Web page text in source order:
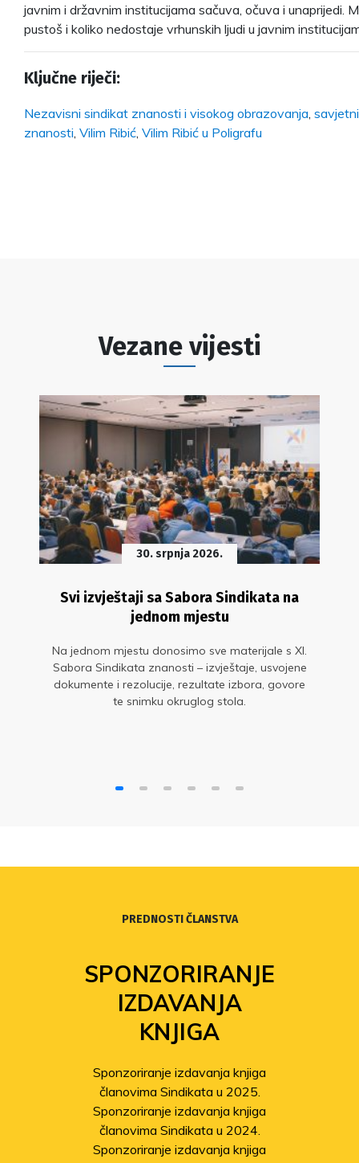
javnim i državnim institucijama sačuva, očuva i unaprijedi.
pustoš i koliko nedostaje vrhunskih ljudi u javnim
Ključne riječi:
Nezavisni sindikat znanosti i visokog obrazovanja
znanosti Vilim Ribić Vilim Ribić u Poligrafu
Vezane vijesti
30. srpnja 2026.
Svi izvještaji sa Sabora Sindikata na
jednom mjestu
Na jednom mjestu donosimo sve materijale s XI.
Sabora Sindikata znanosti – izvještaje, usvojene
dokumente i rezolucije, rezultate izbora, govore
te snimku okruglog stola.
PREDNOSTI ČLANSTVA
SPONZORIRANJE
IZDAVANJA
KNJIGA
Sponzoriranje izdavanja knjiga
članovima Sindikata u 2025.
Sponzoriranje izdavanja knjiga
članovima Sindikata u 2024.
Sponzoriranje izdavanja knjiga